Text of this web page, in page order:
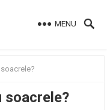
MENU
soacrele?